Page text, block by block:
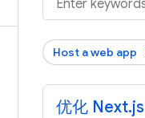
Host a web app
优化